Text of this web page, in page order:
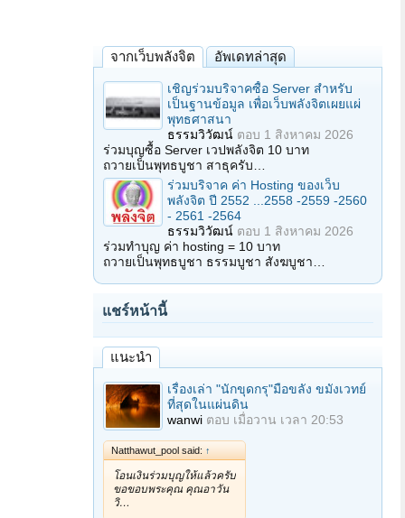
จากเว็บพลังจิต อัพเดทล่าสุด
เชิญร่วมบริจาคซื้อ Server สำหรับ
เป็นฐานข้อมูล เพื่อเว็บพลังจิตเผยแผ่
พุทธศาสนา
ธรรมวิวัฒน์ ตอบ 1 สิงหาคม 2026
ร่วมบุญซื้อ Server เวปพลังจิต 10 บาท
ถวายเป็นพุทธบูชา สาธุครับ…
ร่วมบริจาค ค่า Hosting ของเว็บ
พลังจิต ปี 2552 ...2558 -2559 -2560
- 2561 -2564
ธรรมวิวัฒน์ ตอบ 1 สิงหาคม 2026
ร่วมทำบุญ ค่า hosting = 10 บาท
ถวายเป็นพุทธบูชา ธรรมบูชา สังฆบูชา…
แชร์หน้านี้
แนะนำ
เรื่องเล่า "นักขุดกรุ"มือขลัง ขมังเวทย์
ที่สุดในแผ่นดิน
wanwi ตอบ เมื่อวาน เวลา 20:53
Natthawut_pool said: ↑
โอนเงินร่วมบุญให้แล้วครับ
ขอขอบพระคุณ คุณอาวัน
วิ…